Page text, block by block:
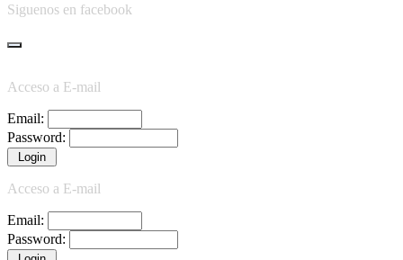
Siguenos en facebook
Acceso a E-mail
Email:
Password:
Acceso a E-mail
Email:
Password: